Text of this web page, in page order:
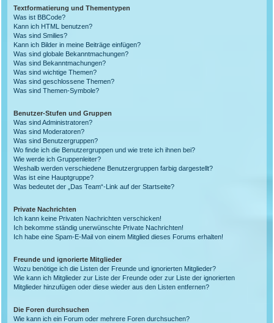
Textformatierung und Thementypen
Was ist BBCode?
Kann ich HTML benutzen?
Was sind Smilies?
Kann ich Bilder in meine Beiträge einfügen?
Was sind globale Bekanntmachungen?
Was sind Bekanntmachungen?
Was sind wichtige Themen?
Was sind geschlossene Themen?
Was sind Themen-Symbole?
Benutzer-Stufen und Gruppen
Was sind Administratoren?
Was sind Moderatoren?
Was sind Benutzergruppen?
Wo finde ich die Benutzergruppen und wie trete ich ihnen bei?
Wie werde ich Gruppenleiter?
Weshalb werden verschiedene Benutzergruppen farbig dargestellt?
Was ist eine Hauptgruppe?
Was bedeutet der „Das Team“-Link auf der Startseite?
Private Nachrichten
Ich kann keine Privaten Nachrichten verschicken!
Ich bekomme ständig unerwünschte Private Nachrichten!
Ich habe eine Spam-E-Mail von einem Mitglied dieses Forums erhalten!
Freunde und ignorierte Mitglieder
Wozu benötige ich die Listen der Freunde und ignorierten Mitglieder?
Wie kann ich Mitglieder zur Liste der Freunde oder zur Liste der ignorierten
Mitglieder hinzufügen oder diese wieder aus den Listen entfernen?
Die Foren durchsuchen
Wie kann ich ein Forum oder mehrere Foren durchsuchen?